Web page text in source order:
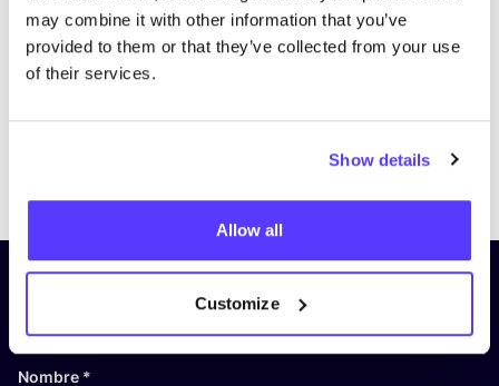
may combine it with other information that you’ve
provided to them or that they’ve collected from your use
of their services.
Show details
Allow all
Customize
PreviousNext
¡Suscríbete a nuestro boletín
y mantente informado!
Nombre *